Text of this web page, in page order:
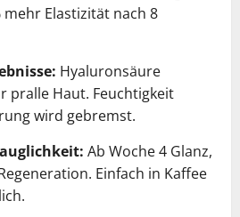
mehr Elastizität nach 8
Hyaluronsäure
pralle Haut. Feuchtigkeit
wird gebremst.
Ab Woche 4 Glanz,
Einfach in Kaffee